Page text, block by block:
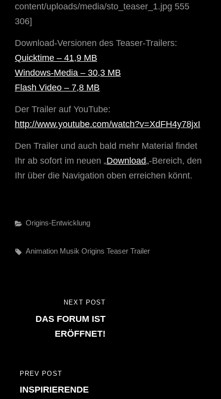
content/uploads/media/sto_teaser_1.jpg 555
306]
Download-Versionen des Teaser-Trailers:
Quicktime – 41,9 MB
Windows-Media – 30,3 MB
Flash Video – 7,8 MB
Der Trailer auf YouTube:
http://www.youtube.com/watch?v=XdFH4y78jxI
Den Trailer und auch bald mehr Material findet
Ihr ab sofort im neuen „Download„-Bereich, den
Ihr über die Navigation oben erreichen könnt.
Categories
Origins-Entwicklung
Tags,
Animation Musik Origins Teaser Trailer
Beitragsnavigation
PREVIOUS
POST
PREV POST
INSPIRIERENDE
POST
NEXT POST
DAS FORUM IST
ERÖFFNET!